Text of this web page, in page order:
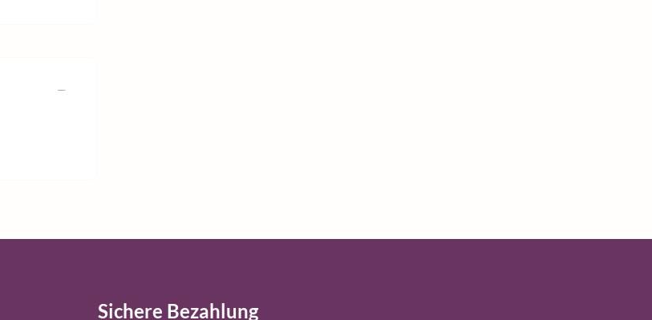
Sichere Bezahlung